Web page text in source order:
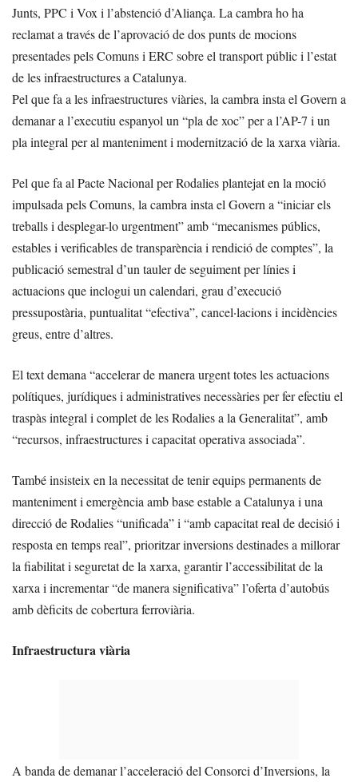
Junts, PPC i Vox i l’abstenció d’Aliança. La cambra ho ha
reclamat a través de l’aprovació de dos punts de mocions
presentades pels Comuns i ERC sobre el transport públic i l’estat
de les infraestructures a Catalunya.
Pel que fa a les infraestructures viàries, la cambra insta el Govern a
demanar a l’executiu espanyol un “pla de xoc” per a l’AP-7 i un
pla integral per al manteniment i modernització de la xarxa viària.
Pel que fa al Pacte Nacional per Rodalies plantejat en la moció
impulsada pels Comuns, la cambra insta el Govern a “iniciar els
treballs i desplegar-lo urgentment” amb “mecanismes públics,
estables i verificables de transparència i rendició de comptes”, la
publicació semestral d’un tauler de seguiment per línies i
actuacions que inclogui un calendari, grau d’execució
pressupostària, puntualitat “efectiva”, cancel·lacions i incidències
greus, entre d’altres.
El text demana “accelerar de manera urgent totes les actuacions
polítiques, jurídiques i administratives necessàries per fer efectiu el
traspàs integral i complet de les Rodalies a la Generalitat”, amb
“recursos, infraestructures i capacitat operativa associada”.
També insisteix en la necessitat de tenir equips permanents de
manteniment i emergència amb base estable a Catalunya i una
direcció de Rodalies “unificada” i “amb capacitat real de decisió i
resposta en temps real”, prioritzar inversions destinades a millorar
la fiabilitat i seguretat de la xarxa, garantir l’accessibilitat de la
xarxa i incrementar “de manera significativa” l’oferta d’autobús
amb dèficits de cobertura ferroviària.
Infraestructura viària
A banda de demanar l’acceleració del Consorci d’Inversions, la